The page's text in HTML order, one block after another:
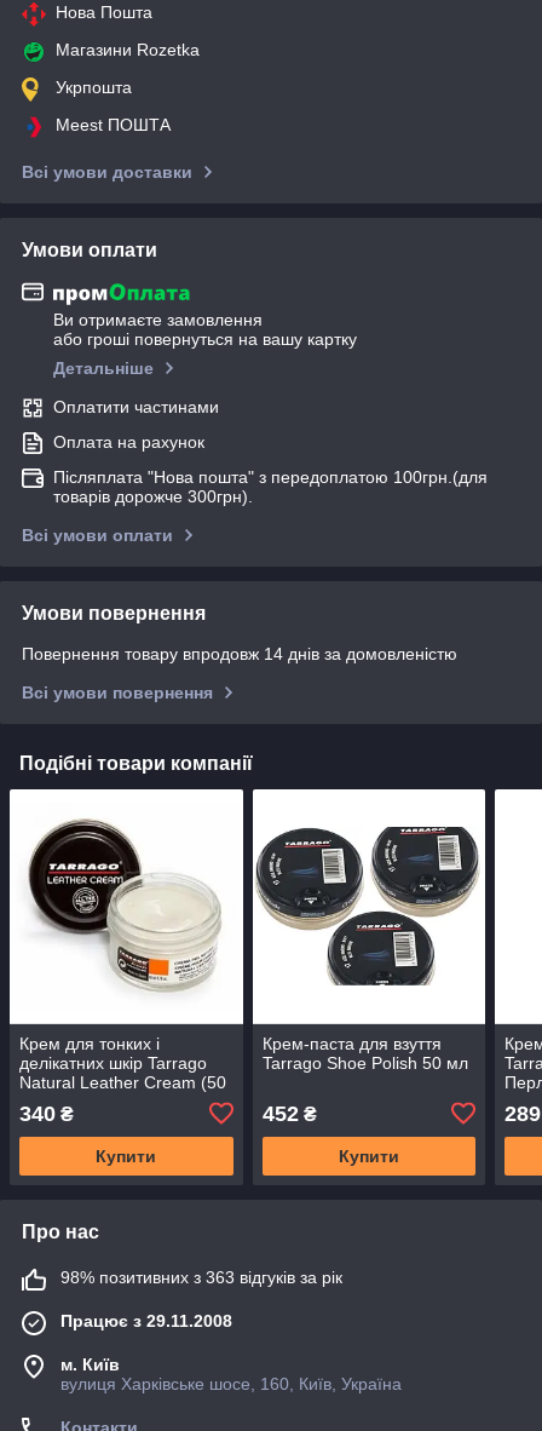
Нова Пошта
Магазини Rozetka
Укрпошта
Meest ПОШТА
Всі умови доставки
Умови оплати
Ви отримаєте замовлення
або гроші повернуться на вашу картку
Детальніше
Оплатити частинами
Оплата на рахунок
Післяплата "Нова пошта" з передоплатою 100грн.(для
товарів дорожче 300грн).
Всі умови оплати
Умови повернення
Повернення товару впродовж 14 днів за домовленістю
Всі умови повернення
Подібні товари компанії
Крем для тонких і
делікатних шкір Tarrago
Natural Leather Cream (50
340 ₴
Купити
Крем-паста для взуття
Tarrago Shoe Polish 50 мл
452₴
Купити
289
Про нас
98% позитивних з 363 відгуків за рік
Працює з 29.11.2008
м. Київ
вулиця Харківське шосе, 160, Київ, Україна